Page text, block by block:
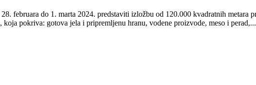
februara do 1. marta 2024. predstaviti izložbu od 120.000 kvadratnih
koja pokriva: gotova jela i pripremljenu hranu, vodene proizvode, meso i perad,...